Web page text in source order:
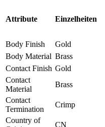
Attribute Einzelheiten
Body Finish
Gold
Body Material Brass
Contact Finish Gold
Contact
Material
Brass
Contact
Termination
Crimp
Country of
CN